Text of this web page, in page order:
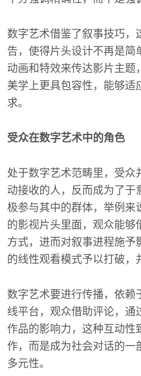
数字艺术借鉴了叙事技巧，
告，使得片头设计不再是简
动画和特效来传达影片主题
美学上更具包容性，能够适
求。
受众在数字艺术中的角色
处于数字艺术范畴里，受众
动接收的人，反而成为了于
极参与其中的群体，举例来
的影视片头里面，观众能够
方式，进而对叙事进程施予
的线性观看模式予以打破，
数字艺术要进行传播，依赖
线平台，观众借助评论，通
作品的影响力，这种互动性
作，而是成为社会对话的一
多元性。